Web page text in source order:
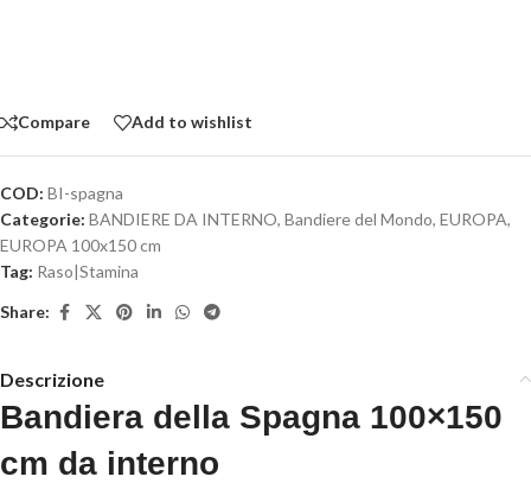
Compare Add to wishlist
COD: BI-spagna
Categorie: BANDIERE DA INTERNO, Bandiere del Mondo, EUROPA,
EUROPA 100x150 cm
Tag: Raso|Stamina
Share:
Descrizione
Bandiera della Spagna 100×150
cm da interno